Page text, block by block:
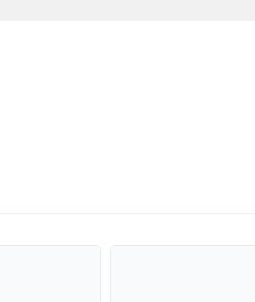
de carrouselnavigatie gaan